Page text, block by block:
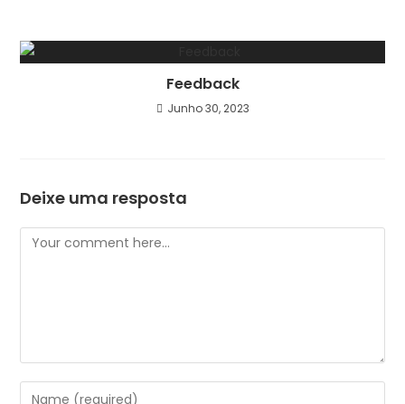
Feedback
Junho 30, 2023
Deixe uma resposta